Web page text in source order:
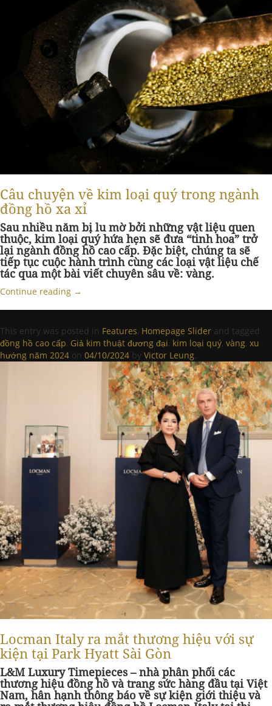
Câu chuyện về kim loại quý trong ngành
đồng hồ xa xỉ
Sau nhiều năm bị lu mờ bởi những vật liệu quen
thuộc, kim loại quý hứa hẹn sẽ đưa “tinh hoa” trở
lại ngành đồng hồ cao cấp. Đặc biệt, chúng ta sẽ
tiếp tục cuộc hành trình cùng các loại vật liệu chế
tác qua một bài viết chuyên sâu về: vàng.
Continue reading →
This entry was posted in Features, Homepage Slider and tagged
đồng hồ cao cấp, Giả kim thuật đương đại, kim loại quý, vàng, xu
hướng năm 2024 on 04/10/2024 by Victor Leung.
Locman Italy ra mắt thương hiệu với sự
kiện tại Park Hyatt Sài Gòn
L&M Luxury Timepieces – nhà phân phối các
thương hiệu đồng hồ và trang sức hàng đầu tại Việt
Nam, hân hạnh thông báo về sự kiện giới thiệu và